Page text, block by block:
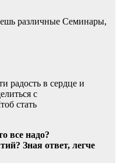
различные Семинары,
радость в сердце и
с
стать
все надо?
Зная ответ, легче